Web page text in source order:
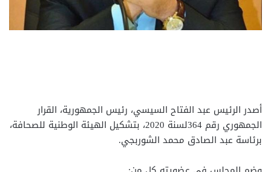
أصدر الرئيس عبد الفتاح السيسي، رئيس الجمهورية، القرار
الجمهوري رقم 364لسنة 2020، بتشكيل الهيئة الوطنية للصحافة،
برئاسة عبد الصادق محمد الشوربجي.